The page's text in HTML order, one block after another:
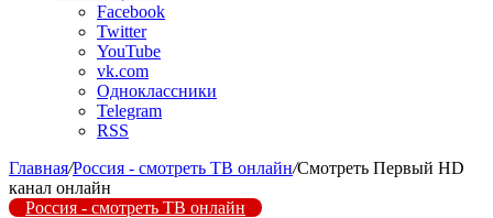
Facebook
Twitter
YouTube
vk.com
Одноклассники
Telegram
RSS
Главная/Россия - смотреть ТВ онлайн/Смотреть Первый HD
канал онлайн
Россия - смотреть ТВ онлайн